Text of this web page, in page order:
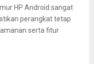
HP Android sangat
perangkat tetap
serta fitur